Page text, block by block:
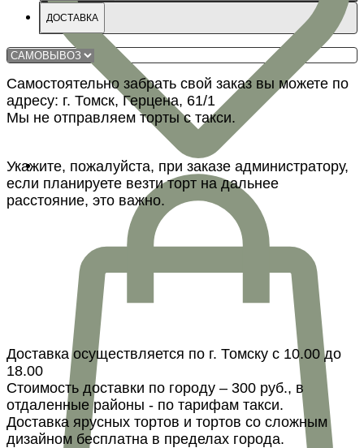
ДОСТАВКА
Самостоятельно забрать свой заказ вы можете по
адресу: г. Томск, Герцена, 61/1
Мы не отправляем торты с такси.
Укажите, пожалуйста, при заказе администратору,
если планируете везти торт на дальнее
расстояние, это важно.
Доставка осуществляется по г. Томску с 10.00 до
18.00
Стоимость доставки по городу – 300 руб., в
отдаленные районы - по тарифам такси.
Доставка ярусных тортов и тортов со сложным
дизайном бесплатна в пределах города.